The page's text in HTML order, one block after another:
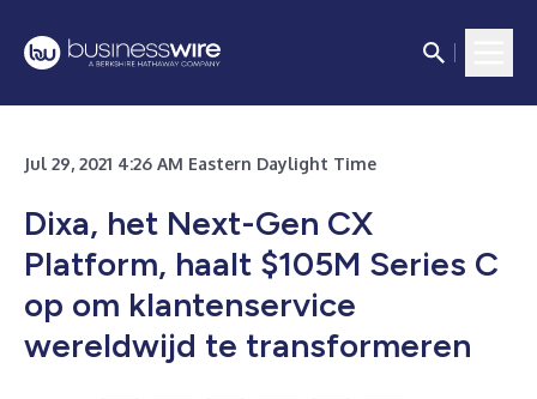
Jul 29, 2021 4:26 AM Eastern Daylight Time
Dixa, het Next-Gen CX
Platform, haalt $105M Series C
op om klantenservice
wereldwijd te transformeren